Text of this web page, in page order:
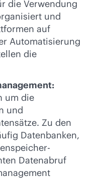
die Verwendung
und
auf
Automatisierung
die
um die
und
Zu den
Datenbanken,
Datenabruf